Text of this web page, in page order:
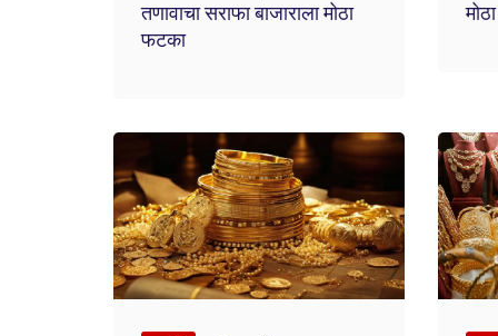
तणावाचा सराफा बाजाराला मोठा
फटका